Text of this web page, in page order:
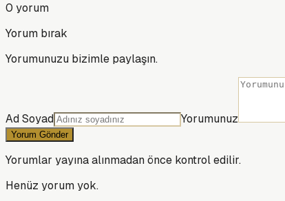
0 yorum
Yorum bırak
Yorumunuzu bizimle paylaşın.
Ad Soyad Yorumunuz
Yorum Gönder
Yorumlar yayına alınmadan önce kontrol edilir.
Henüz yorum yok.